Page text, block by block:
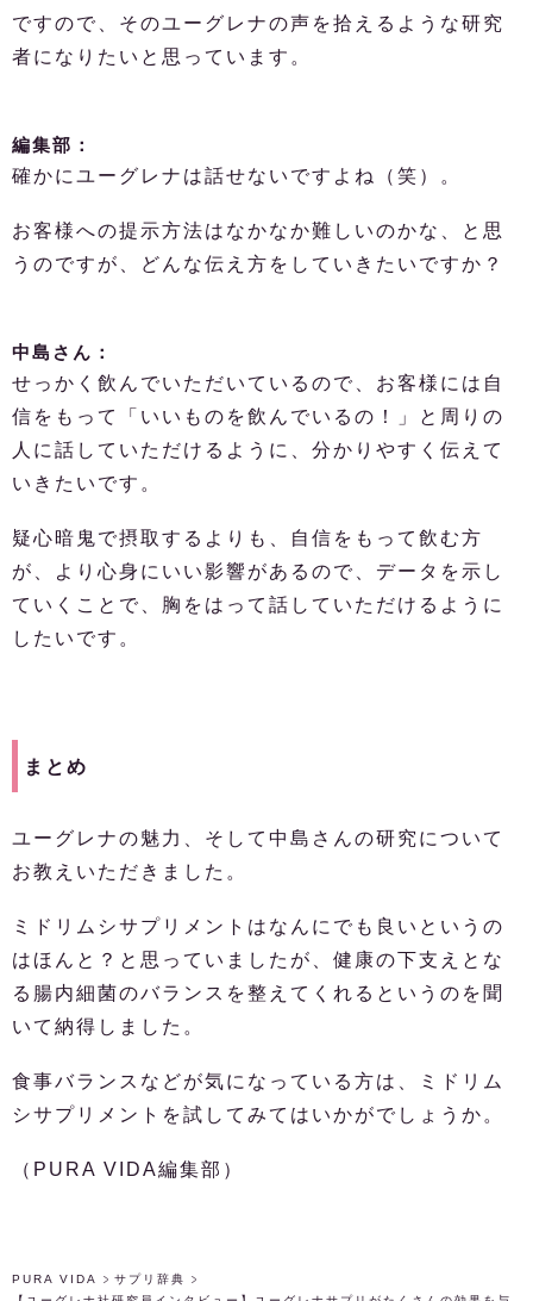
ですので、そのユーグレナの声を拾えるような研究
者になりたいと思っています。
編集部：
確かにユーグレナは話せないですよね（笑）。
お客様への提示方法はなかなか難しいのかな、と思
うのですが、どんな伝え方をしていきたいですか？
中島さん：
せっかく飲んでいただいているので、お客様には自
信をもって「いいものを飲んでいるの！」と周りの
人に話していただけるように、分かりやすく伝えて
いきたいです。
疑心暗鬼で摂取するよりも、自信をもって飲む方
が、より心身にいい影響があるので、データを示し
ていくことで、胸をはって話していただけるように
したいです。
まとめ
ユーグレナの魅力、そして中島さんの研究について
お教えいただきました。
ミドリムシサプリメントはなんにでも良いというの
はほんと？と思っていましたが、健康の下支えとな
る腸内細菌のバランスを整えてくれるというのを聞
いて納得しました。
食事バランスなどが気になっている方は、ミドリム
シサプリメントを試してみてはいかがでしょうか。
（PURA VIDA編集部）
PURA VIDA
サプリ辞典